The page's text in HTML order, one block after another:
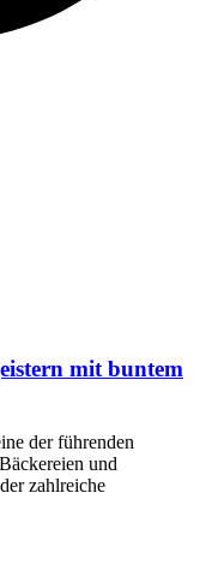
mit buntem
der führenden
und
zahlreiche